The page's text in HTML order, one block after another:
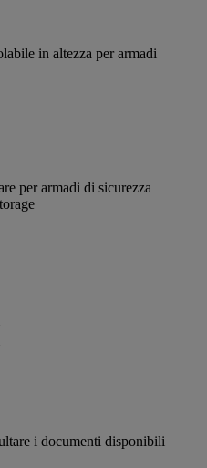
in altezza per armadi
per armadi di sicurezza
i documenti disponibili